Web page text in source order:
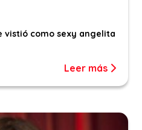
vistió como sexy angelita
Leer más